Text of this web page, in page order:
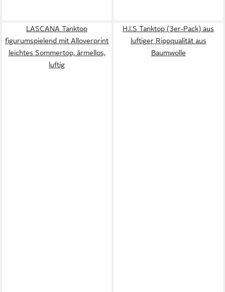
LASCANA Tanktop
figurumspielend mit Alloverprint
leichtes Sommertop, ärmellos,
luftig
H.I.S Tanktop (3er-Pack) aus
luftiger Rippqualität aus
Baumwolle